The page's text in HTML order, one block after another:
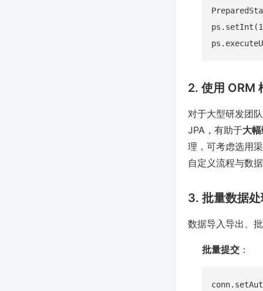
2. 使用 ORM
对于大型研发团
JPA，有助于大
理，可考虑选用
自定义流程与数
3. 批量数据
数据导入导出、
批量提交 ：